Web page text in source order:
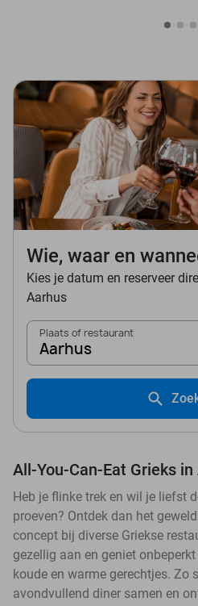
Wie, waar en
Kies je datum en reserveer
Aarhus
Plaats of restaurant
Aarhus
All-You-Can-Eat Grieks in
Heb je flinke trek en wil je liefst
proeven? Ontdek dan het
concept bij diverse Griekse
gezellig aan en geniet
koude en warme gerechtjes. Zo
avondvullend diner samen en